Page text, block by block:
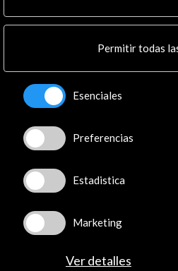
Mapa Web
Logo y crédito a AC/E
Conecta
Instagram
Facebook
Youtube
Spotify
Flickr
Permitir todas
Esenciales
Preferencias
Estadistica
Marketing
Ver detalles